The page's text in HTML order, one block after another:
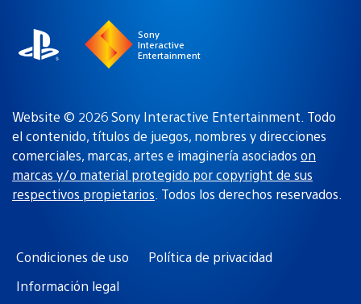
Sony
Interactive
Entertainment
Website © 2026 Sony Interactive Entertainment. Todo
el contenido, títulos de juegos, nombres y direcciones
comerciales, marcas, artes e imaginería asociados on
marcas y/o material protegido por copyright de sus
respectivos propietarios. Todos los derechos reservados.
Condiciones de uso
Política de privacidad
Información legal